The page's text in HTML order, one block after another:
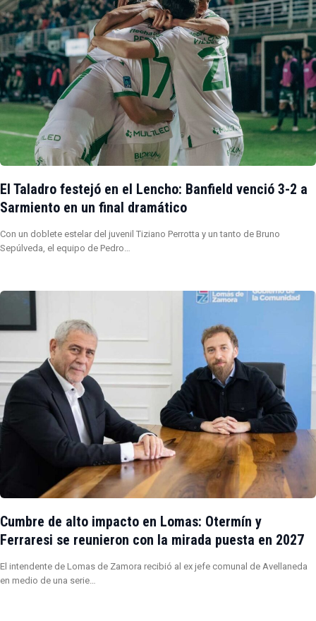
El Taladro festejó en el Lencho: Banfield venció 3-2 a
Sarmiento en un final dramático
Con un doblete estelar del juvenil Tiziano Perrotta y un tanto de Bruno
Sepúlveda, el equipo de Pedro…
Cumbre de alto impacto en Lomas: Otermín y
Ferraresi se reunieron con la mirada puesta en 2027
El intendente de Lomas de Zamora recibió al ex jefe comunal de Avellaneda
en medio de una serie…